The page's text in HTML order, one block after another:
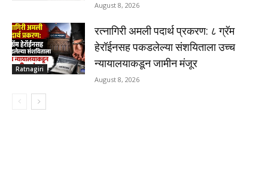
August 8, 2026
Ratnagiri
रत्नागिरी अमली पदार्थ प्रकरण: ८ ग्रॅम
हेरॉईनसह पकडलेल्या संशयिताला उच्च
न्यायालयाकडून जामीन मंजूर
August 8, 2026